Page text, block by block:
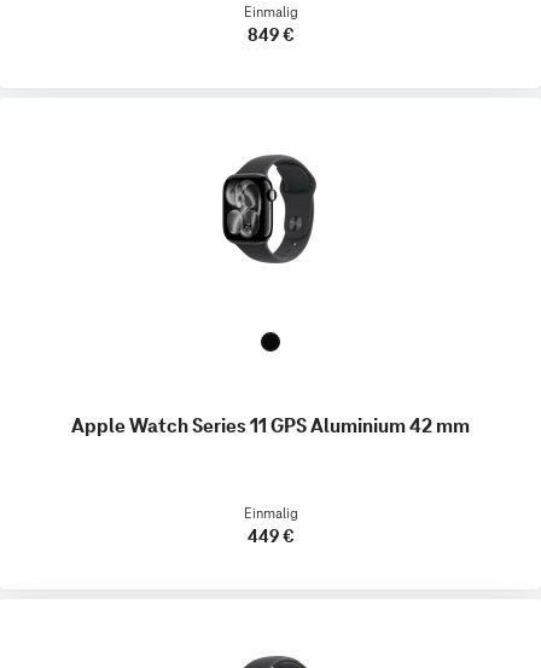
Einmalig
849 €
Apple Watch Series 11 GPS Aluminium 42 mm
Einmalig
449 €